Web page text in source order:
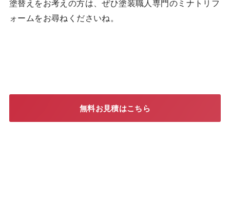
塗替えをお考えの方は、ぜひ塗装職人専門のミナトリフ
ォームをお尋ねくださいね。
無料お見積はこちら